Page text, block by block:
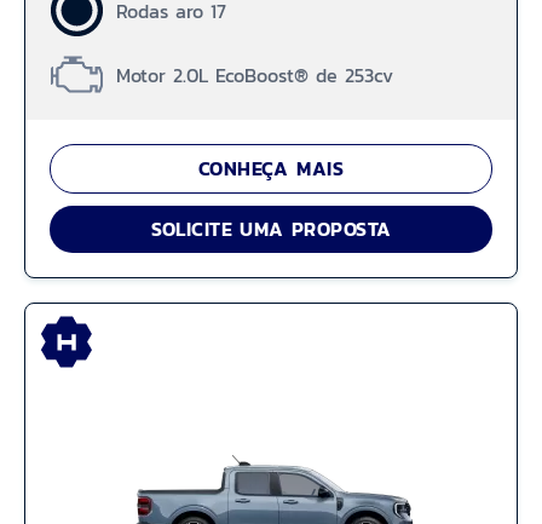
Rodas aro 17
Motor 2.0L EcoBoost® de 253cv
CONHEÇA MAIS
SOLICITE UMA PROPOSTA